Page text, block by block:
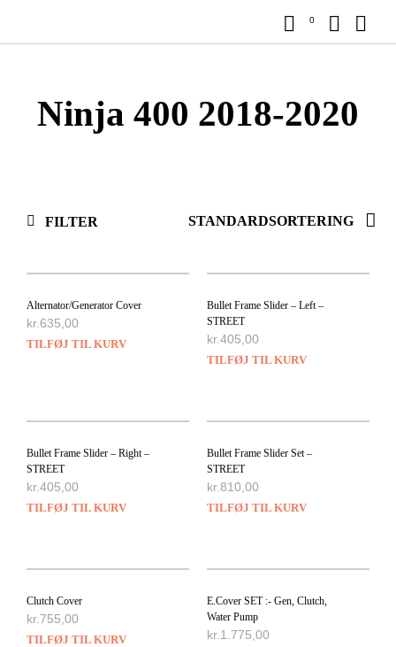
0
Ninja 400 2018-2020
FILTER
Alternator/Generator Cover
kr.635,00
TILFØJ TIL KURV
Bullet Frame Slider – Left –
STREET
kr.405,00
TILFØJ TIL KURV
Bullet Frame Slider – Right –
STREET
kr.405,00
TILFØJ TIL KURV
Bullet Frame Slider Set –
STREET
kr.810,00
TILFØJ TIL KURV
Clutch Cover
kr.755,00
TILFØJ TIL KURV
E.Cover SET :- Gen, Clutch,
Water Pump
kr. 1.775,00